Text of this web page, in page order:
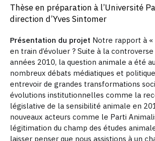
Thèse en préparation à l’Université
direction d’Yves Sintomer
Présentation du projet Notre rapport à «
en train d’évoluer ? Suite à la
années 2010, la question animale a été
nombreux débats médiatiques et
entrevoir de grandes transformations
évolutions institutionnelles comme la
législative de la sensibilité animale en
nouveaux acteurs comme le Parti
légitimation du champ des études
laisser penser que nous assistions à un